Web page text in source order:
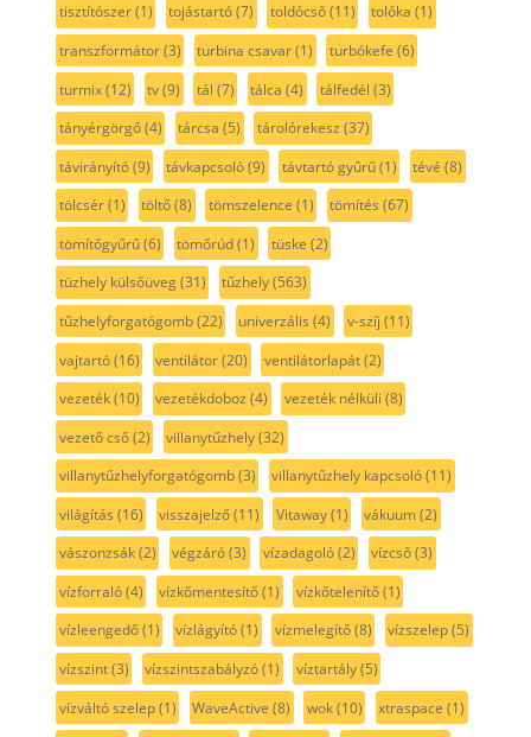
tisztítószer(1) tojástartó(7) toldócső(11) tolóka (1)
transzformátor(3) turbina csavar(1) turbókefe (6)
turmix(12) tv(9) tál (7) tálca (4) tálfedél (3)
tányérgörgő(4) tárcsa (5) tárolórekesz (37)
távirányító(9) távkapcsoló(9) távtartó gyűrű(1) tévé (8)
tölcsér(1) töltő(8) tömszelence (1) tömítés (67)
tömítőgyűrű(6) tömőrúd(1) tüske (2)
tüzhely külsőüveg(31) tűzhely(563)
tűzhelyforgatógomb(22) univerzális (4) v-szíj (11)
vajtartó(16) ventilátor(20) ventilátorlapát(2)
vezeték(10) vezetékdoboz (4) vezeték nélküli (8)
vezető cső(2) villanytűzhely(32)
villanytűzhelyforgatógomb(3) villanytűzhely kapcsoló(11)
világítás (16) visszajelző(11) Vitaway(1) vákuum(2)
vászonzsák(2) végzáró(3) vízadagoló(2) vízcső(3)
vízforraló(4) vízkőmentesítő(1) vízkőtelenítő(1)
vízleengedő(1) vízlágyító(1) vízmelegítő(8) vízszelep(5)
vízszint(3) vízszintszabályzó(1) víztartály(5)
vízváltó szelep(1) WaveActive (8) wok(10) xtraspace (1)